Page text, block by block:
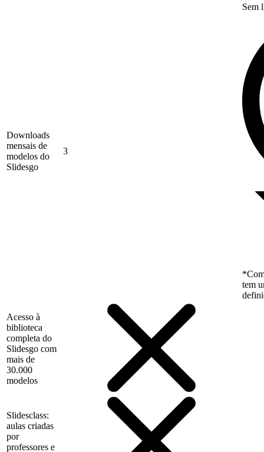
Downloads
mensais de
modelos do
Slidesgo
3
Sem
tem
Acesso à
biblioteca
completa do
Slidesgo com
mais de
30.000
modelos
Slidesclass:
aulas criadas
por
professores e